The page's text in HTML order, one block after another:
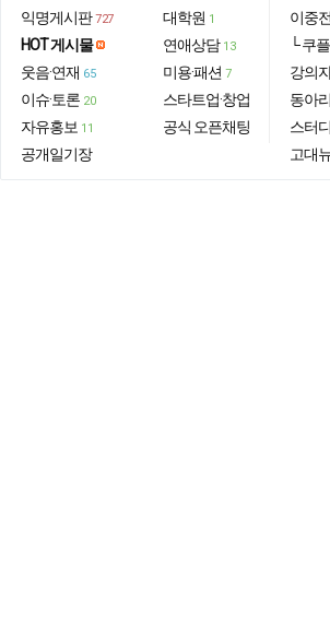
익명게시판 727
HOT 게시물
웃음·연재 65
이슈·토론 20
자유홍보 11
공개일기장
대학원 1
연애상담 13
미용·패션 7
스타트업·창업
공식 오픈채팅
이중
└ 쿠
강의
동아리
스터디
고대